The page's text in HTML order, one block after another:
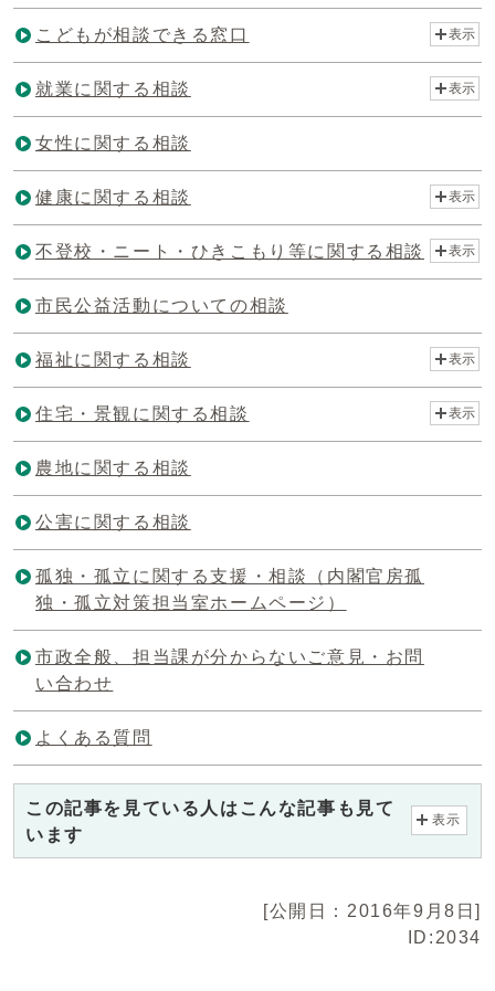
こどもが相談できる窓口 表示
就業に関する相談 表示
女性に関する相談
健康に関する相談 表示
不登校・ニート・ひきこもり等に関する相談 表示
市民公益活動についての相談
福祉に関する相談 表示
住宅・景観に関する相談 表示
農地に関する相談
公害に関する相談
孤独・孤立に関する支援・相談（内閣官房孤
独・孤立対策担当室ホームページ）
市政全般、担当課が分からないご意見・お問
い合わせ
よくある質問
この記事を見ている人はこんな記事も見て
います
表示
[公開日：2016年9月8日]
ID:2034